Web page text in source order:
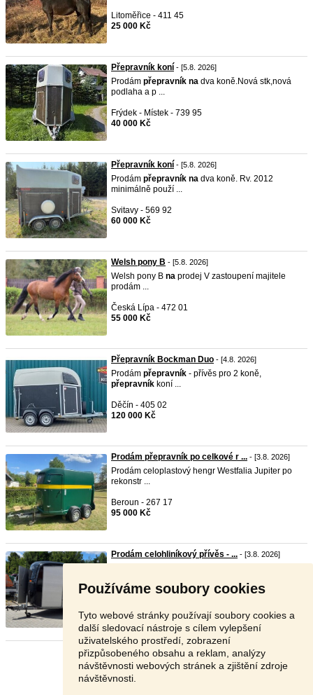
Používáme soubory cookies
Tyto webové stránky používají soubory cookies a
další sledovací nástroje s cílem vylepšení
uživatelského prostředí, zobrazení
přizpůsobeného obsahu a reklam, analýzy
návštěvnosti webových stránek a zjištění zdroje
návštěvnosti.
Litoměřice - 411 45
25 000 Kč
Přepravník koní - [5.8. 2026]
Prodám přepravník na dva koně.Nová stk,nová
podlaha a p ...
Frýdek - Místek - 739 95
40 000 Kč
Přepravník koní - [5.8. 2026]
Prodám přepravník na dva koně. Rv. 2012
minimálně použí ...
Svitavy - 569 92
60 000 Kč
Welsh pony B - [5.8. 2026]
Welsh pony B na prodej V zastoupení majitele
prodám ...
Česká Lípa - 472 01
55 000 Kč
Přepravník Bockman Duo - [4.8. 2026]
Prodám přepravník - přívěs pro 2 koně,
přepravník koní ...
Děčín - 405 02
120 000 Kč
Prodám přepravník po celkové r ... - [3.8. 2026]
Prodám celoplastový hengr Westfalia Jupiter po
rekonstr ...
Beroun - 267 17
95 000 Kč
Prodám celohliníkový přívěs - ... - [3.8. 2026]
290 000 Kč
Stránka: 1 2 3 Další